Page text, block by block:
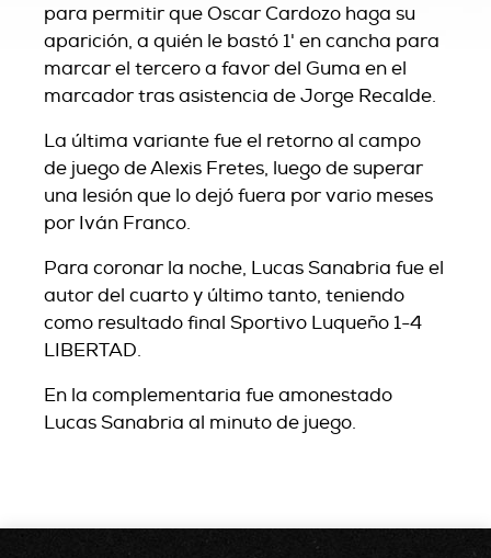
para permitir que Oscar Cardozo haga su
aparición, a quién le bastó 1' en cancha para
marcar el tercero a favor del Guma en el
marcador tras asistencia de Jorge Recalde.
La última variante fue el retorno al campo
de juego de Alexis Fretes, luego de superar
una lesión que lo dejó fuera por vario meses
por Iván Franco.
Para coronar la noche, Lucas Sanabria fue el
autor del cuarto y último tanto, teniendo
como resultado final Sportivo Luqueño 1-4
LIBERTAD.
En la complementaria fue amonestado
Lucas Sanabria al minuto de juego.